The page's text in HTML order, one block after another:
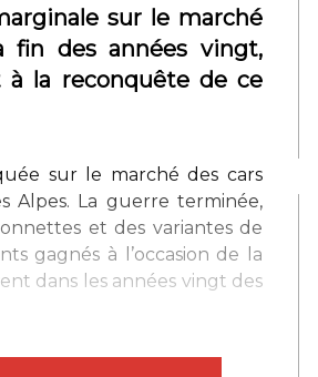
sur le marché
fin des années vingt,
à la reconquête de ce
sur le marché des cars
Alpes. La guerre terminée,
et des variantes de
gagnés à l’occasion de la
dans les années vingt des